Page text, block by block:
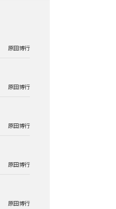
原田博行
原田博行
原田博行
原田博行
原田博行